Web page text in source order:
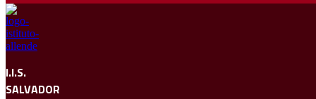
I.I.S.
SALVADOR